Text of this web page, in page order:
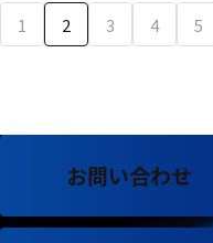
1 2 3 4 5
お問い合わせ